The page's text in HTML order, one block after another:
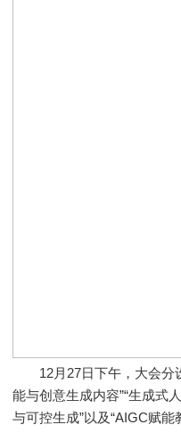
12月27日下午，大会分
能与创意生成内容”“生成式
与可控生成”以及“AIGC赋